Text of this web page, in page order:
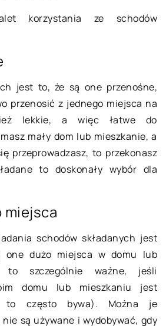
korzystania ze schodów
jest to, że są one przenośne,
przenosić z jednego miejsca na
lekkie, a więc łatwe do
mały dom lub mieszkanie, a
przeprowadzasz, to przekonasz
to doskonały wybór dla
miejsca
schodów składanych jest
one dużo miejsca w domu lub
to szczególnie ważne, jeśli
domu lub mieszkaniu jest
to często bywa). Można je
są używane i wydobywać, gdy